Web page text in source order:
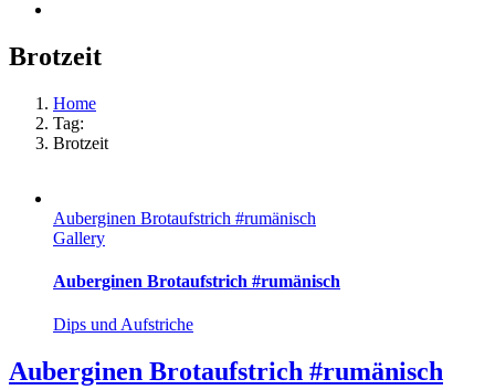
Brotzeit
Home
Tag:
Brotzeit
Auberginen Brotaufstrich #rumänisch
Gallery
Auberginen Brotaufstrich #rumänisch
Dips und Aufstriche
Auberginen Brotaufstrich #rumänisch